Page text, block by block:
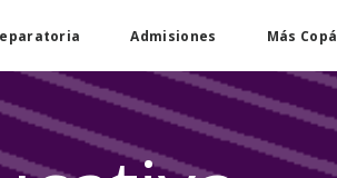
Admisiones Más